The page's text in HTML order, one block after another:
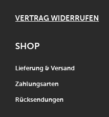
VERTRAG WIDERRUFEN
SHOP
Lieferung & Versand
Zahlungsarten
Rücksendungen